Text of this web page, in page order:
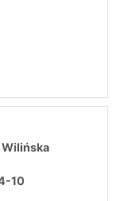
Wilińska
10